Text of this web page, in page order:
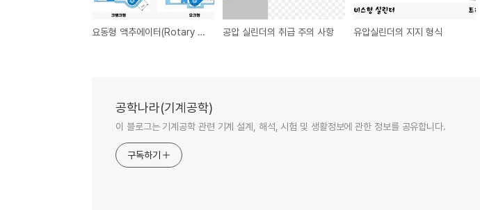
요동형 액추에이터(Rotary actuator)의 종류 공압 실린더의 취급 주의 사항 유압실린더의 지지 형식
공학나라(기계공학)
이 블로그는 기계공학 관련 기계 설계, 해석, 시험 및 생활정보에 관한 정보를 공유합니다.
구독하기